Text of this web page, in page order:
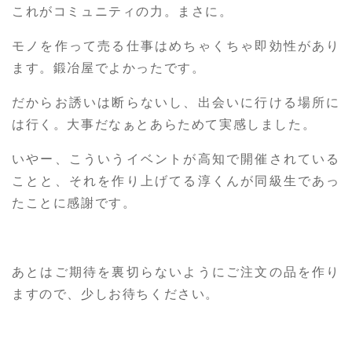
これがコミュニティの力。まさに。
モノを作って売る仕事はめちゃくちゃ即効性があり
ます。鍛冶屋でよかったです。
だからお誘いは断らないし、出会いに行ける場所に
は行く。大事だなぁとあらためて実感しました。
いやー、こういうイベントが高知で開催されている
ことと、それを作り上げてる淳くんが同級生であっ
たことに感謝です。
あとはご期待を裏切らないようにご注文の品を作り
ますので、少しお待ちください。